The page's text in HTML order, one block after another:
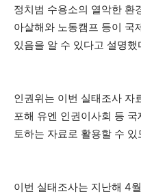
정치범 수용소의 열악한 환
아살해와 노동캠프 등이 국
있음을 알 수 있다고 설명했
인권위는 이번 실태조사 자
포해 유엔 인권이사회 등
토하는 자료로 활용할 수
이번 실태조사는 지난해 4